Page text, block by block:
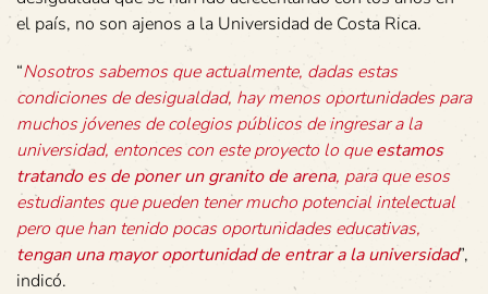
el país, no son ajenos a la Universidad de Costa Rica.
“Nosotros sabemos que actualmente, dadas estas
condiciones de desigualdad, hay menos oportunidades para
muchos jóvenes de colegios públicos de ingresar a la
universidad, entonces con este proyecto lo queestamos
tratando es de poner un granito de arena, para que esos
estudiantes que pueden tener mucho potencial intelectual
pero que han tenido pocas oportunidades educativas,
tengan una mayor oportunidad de entrar a la universidad”,
indicó.